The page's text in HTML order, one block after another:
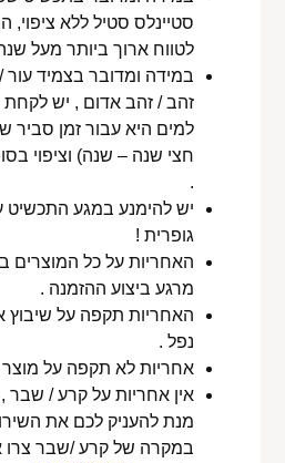
סטיינלס סטיל ללא ציפוי,
לטווח ארוך ביותר מעל
במידה ומדובר בצמיד עור
זהב / זהב אדום , יש
למים היא עבור זמן סביר
חצי שנה – שנה) וציפוי
.
יש להימנע במגע התכשיט
גופרית !
האחריות על כל
מרגע ביצוע ההזמנה .
האחריות תקפה על שיבוץ
נפל .
אחריות לא תקפה על
אין אחריות על קרע / שבר
מנת להעניק לכם את
במקרה של קרע /שבר צרו